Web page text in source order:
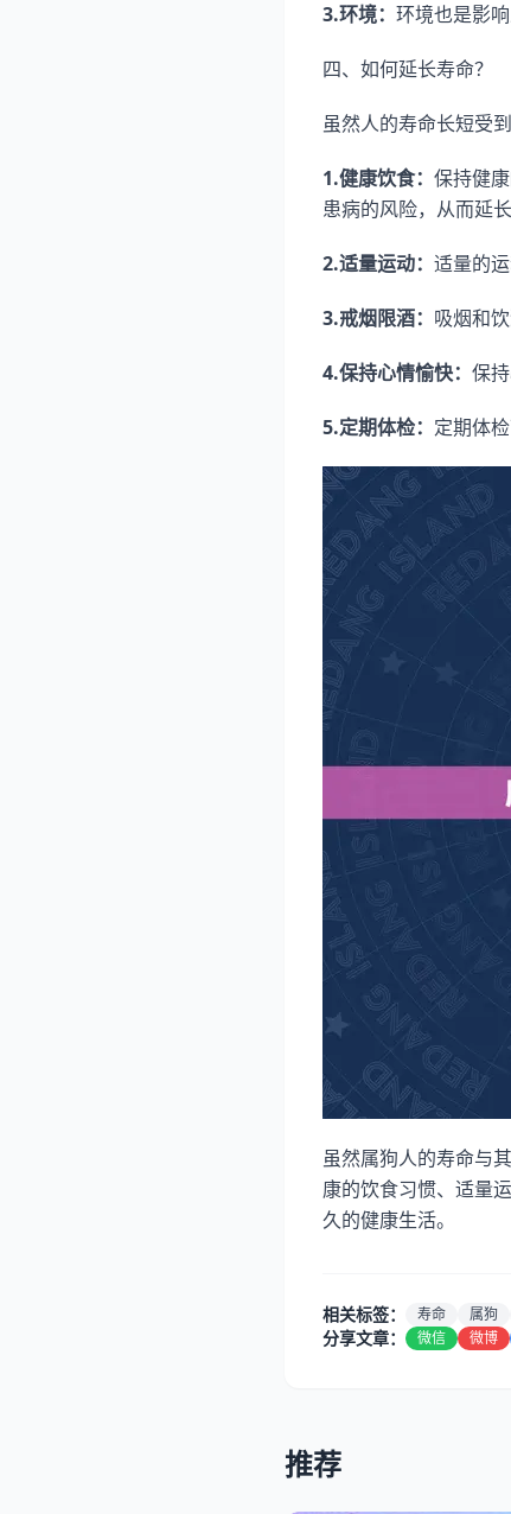
3.环境： 环境也是影
四、如何延长寿命？
虽然人的寿命长短受
1.健康饮食： 保持健
患病的风险，从而延长
2.适量运动： 适量的
3.戒烟限酒： 吸烟和
4.保持心情愉快： 保
5.定期体检： 定期体
虽然属狗人的寿命与
康的饮食习惯、适量
久的健康生活。
相关标签： 寿命 属狗
分享文章： 微信 微博
推荐